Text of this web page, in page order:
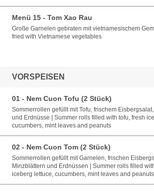
Menü 15 - Tom Xao Rau
Große Garnelen gebraten mit vietnamesischem
fried with Vietnamese vegetables
VORSPEISEN
01 - Nem Cuon Tofu (2 Stück)
Sommerrollen gefüllt mit Tofu, frischem
und Erdnüsse | Summer rolls filled with tofu, fresh
cucumbers, mint leaves and peanuts
02 - Nem Cuon Tom (2 Stück)
Sommerrollen gefüllt mit Garnelen, frischen
Minzblättern und Erdnüssen | Summer rolls filled
iceberg lettuce, cucumbers, mint leaves and peanuts